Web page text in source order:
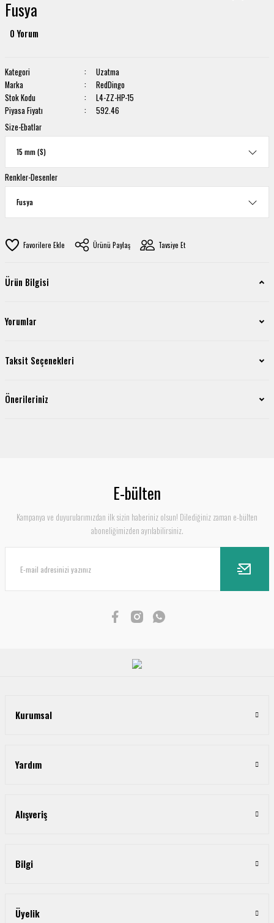
Fusya
0 Yorum
Kategori
Uzatma
Marka
RedDingo
Stok Kodu
L4-ZZ-HP-15
Piyasa Fiyatı
592.46
Size-Ebatlar
Renkler-Desenler
Ürünü Paylaş Tavsiye Et
Ürün Bilgisi
Yorumlar
Taksit Seçenekleri
Önerileriniz
E-bülten
Kampanya ve duyurularımızdan ilk sizin haberiniz olsun! Dilediğiniz zaman e-bülten
aboneliğimizden ayrılabilirsiniz.
Kurumsal
Yardım
Alışveriş
Bilgi
Üyelik